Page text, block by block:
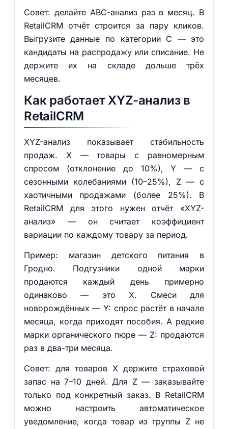
Совет: делайте ABC-анализ раз в месяц. В
RetailCRM отчёт строится за пару кликов.
Выгрузите данные по категории C — это
кандидаты на распродажу или списание. Не
держите их на складе дольше трёх
месяцев.
Как работает XYZ-анализ в
RetailCRM
XYZ-анализ показывает стабильность
продаж. X — товары с равномерным
спросом (отклонение до 10%), Y — с
сезонными колебаниями (10–25%), Z — с
хаотичными продажами (более 25%). В
RetailCRM для этого нужен отчёт «XYZ-
анализ» — он считает коэффициент
вариации по каждому товару за период.
Пример: магазин детского питания в
Гродно. Подгузники одной марки
продаются каждый день примерно
одинаково — это X. Смеси для
новорождённых — Y: спрос растёт в начале
месяца, когда приходят пособия. А редкие
марки органического пюре — Z: продаются
раз в два-три месяца.
Совет: для товаров X держите страховой
запас на 7–10 дней. Для Z — заказывайте
только под конкретный заказ. В RetailCRM
можно настроить автоматическое
уведомление, когда товар из группы Z не